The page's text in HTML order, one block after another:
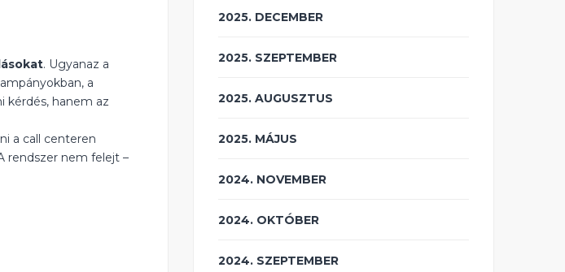
. Ugyanaz a
a
kérdés, hanem az
a call centeren
rendszer nem felejt –
2025. DECEMBER
2025. SZEPTEMBER
2025. AUGUSZTUS
2025. MÁJUS
2024. NOVEMBER
2024. OKTÓBER
2024. SZEPTEMBER